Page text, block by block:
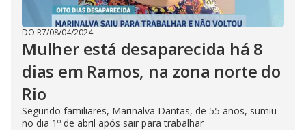
DO R7/08/04/2024
Mulher está desaparecida há 8
dias em Ramos, na zona norte do
Rio
Segundo familiares, Marinalva Dantas, de 55 anos, sumiu
no dia 1º de abril após sair para trabalhar